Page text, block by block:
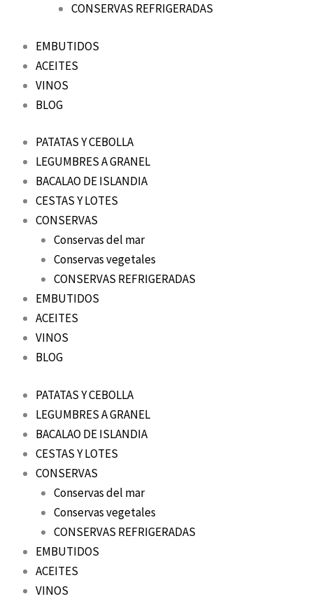
CONSERVAS REFRIGERADAS
EMBUTIDOS
ACEITES
VINOS
BLOG
PATATAS Y CEBOLLA
LEGUMBRES A GRANEL
BACALAO DE ISLANDIA
CESTAS Y LOTES
CONSERVAS
Conservas del mar
Conservas vegetales
CONSERVAS REFRIGERADAS
EMBUTIDOS
ACEITES
VINOS
BLOG
PATATAS Y CEBOLLA
LEGUMBRES A GRANEL
BACALAO DE ISLANDIA
CESTAS Y LOTES
CONSERVAS
Conservas del mar
Conservas vegetales
CONSERVAS REFRIGERADAS
EMBUTIDOS
ACEITES
VINOS